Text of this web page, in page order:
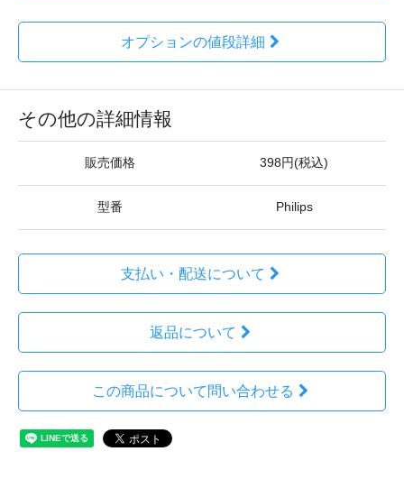
オプションの値段詳細
その他の詳細情報
販売価格 398円(税込)
型番 Philips
支払い・配送について
返品について
この商品について問い合わせる